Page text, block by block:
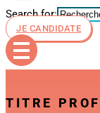
Search for:
JE CANDIDATE
TITRE